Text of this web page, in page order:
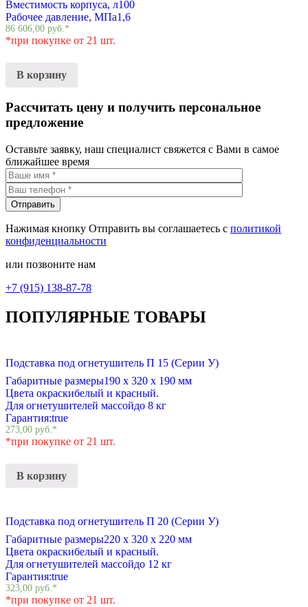
Вместимость корпуса, л100
Рабочее давление, МПа1,6
86 606,00 руб.*
*при покупке от 21 шт.
В корзину
Рассчитать цену и получить персональное
предложение
Оставьте заявку, наш специалист свяжется с Вами в самое
ближайшее время
Нажимая кнопку Отправить вы соглашаетесь с политикой
конфиденциальности
или позвоните нам
+7 (915) 138-87-78
ПОПУЛЯРНЫЕ ТОВАРЫ
Подставка под огнетушитель П 15 (Серии У)
Габаритные размеры190 х 320 х 190 мм
Цвета окраскибелый и красный.
Для огнетушителей массойдо 8 кг
Гарантия:true
273,00 руб. *
*при покупке от 21 шт.
В корзину
Подставка под огнетушитель П 20 (Серии У)
Габаритные размеры220 х 320 х 220 мм
Цвета окраскибелый и красный.
Для огнетушителей массойдо 12 кг
Гарантия:true
323,00 руб.*
*при покупке от 21 шт.